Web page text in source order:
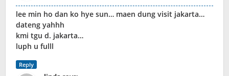
lee min ho dan ko hye sun… maen dung visit jakarta…
dateng yahhh
kmi tgu d. jakarta…
luph u fulll
Reply